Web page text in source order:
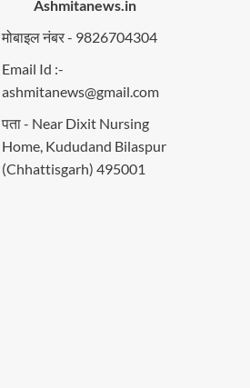
Ashmitanews.in
मोबाइल नंबर - 9826704304
Email Id :-
ashmitanews@gmail.com
पता - Near Dixit Nursing
Home, Kududand Bilaspur
(Chhattisgarh) 495001